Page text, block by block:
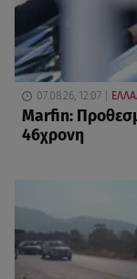
07.08.26, 12:07
Marfin:
46χρονη